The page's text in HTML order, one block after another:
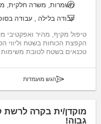
משמרות, משרה חלקית,
עבודה בלילה
עבודה
טיפול מקיף, מהיר ואפקטיבי
הקפצת הכוחות בשטח וליווי
טכנאים בשטח לטובת משימות
הגש מועמדות
מוקדן/ית בקרה לרשת
גבוה!